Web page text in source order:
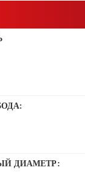
ДИАМЕТР: